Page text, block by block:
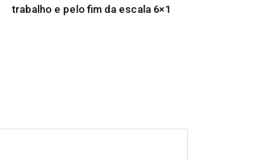
trabalho e pelo fim da escala 6×1